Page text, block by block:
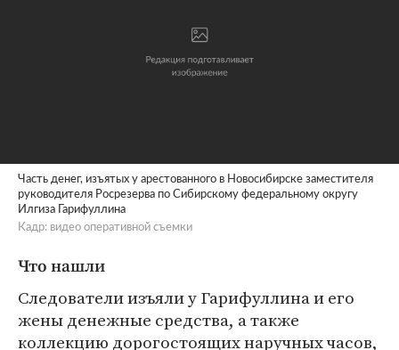
Часть денег, изъятых у арестованного в Новосибирске заместителя
руководителя Росрезерва по Сибирскому федеральному округу
Илгиза Гарифуллина
Кадр: видео оперативной съемки
Что нашли
Следователи изъяли у Гарифуллина и его
жены денежные средства, а также
коллекцию дорогостоящих наручных часов,